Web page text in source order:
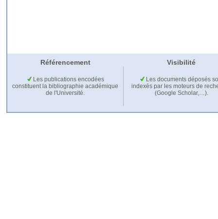
Référencement Visibilité
Les publications encodées
constituent la bibliographie académique
de l'Université.
Les documents déposés
indexés par les moteurs de
(Google Scholar,…).